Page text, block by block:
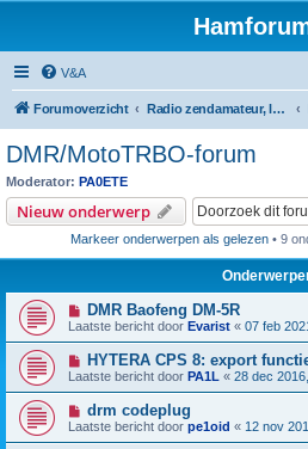
V&A
Forumoverzicht Radio zendamateur, luisteramateur en elektronica zelfbouw
DMR/MotoTRBO-forum
Moderator: PA0ETE
Nieuw onderwerp
Markeer onderwerpen als gelezen• 9
DMR Baofeng DM-5R
Laatste bericht door Evarist « 07 feb
HYTERA CPS 8: export
Laatste bericht door PA1L « 28 dec
drm codeplug
Laatste bericht door pe1oid « 12 nov